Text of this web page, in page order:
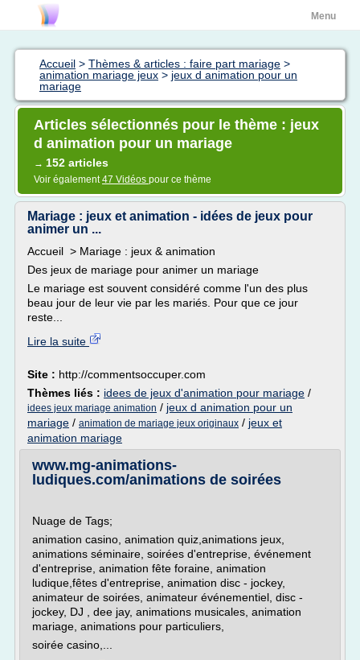
Menu
Accueil > Thèmes & articles : faire part mariage >
animation mariage jeux > jeux d animation pour un
mariage
Articles sélectionnés pour le thème : jeux
d animation pour un mariage
→ 152 articles
Voir également47 Vidéos pour ce thème
Mariage : jeux et animation - idées de jeux pour
animer un ...
Accueil > Mariage : jeux & animation
Des jeux de mariage pour animer un mariage
Le mariage est souvent considéré comme l'un des plus
beau jour de leur vie par les mariés. Pour que ce jour
reste...
Lire la suite
Site : http://commentsoccuper.com
Thèmes liés : idees de jeux d'animation pour mariage /
idees jeux mariage animation / jeux d animation pour un
mariage / animation de mariage jeux originaux / jeux et
animation mariage
www.mg-animations-
ludiques.com/animations de soirées
Nuage de Tags;
animation casino, animation quiz,animations jeux,
animations séminaire, soirées d'entreprise, événement
d'entreprise, animation fête foraine, animation
ludique,fêtes d'entreprise, animation disc - jockey,
animateur de soirées, animateur événementiel, disc -
jockey, DJ , dee jay, animations musicales, animation
mariage, animations pour particuliers,
soirée casino,...